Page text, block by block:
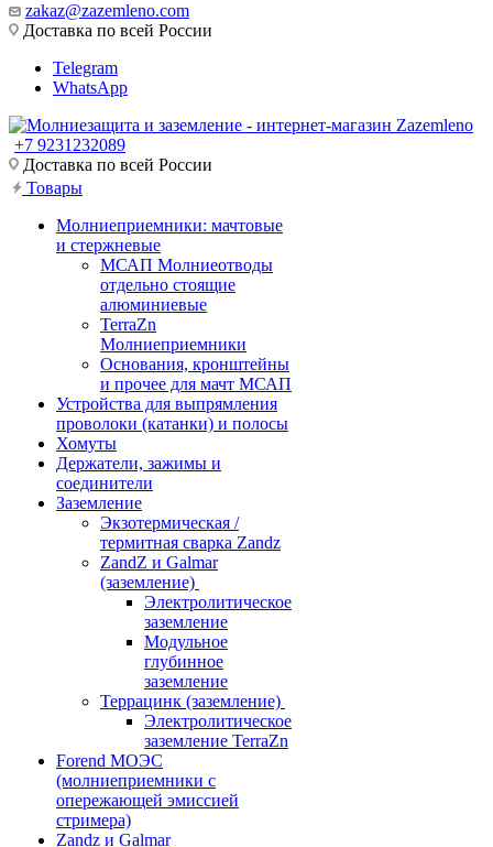
zakaz@zazemleno.com
Доставка по всей России
Telegram
WhatsApp
+7 9231232089
Доставка по всей России
Товары
Молниеприемники: мачтовые
и стержневые
МСАП Молниеотводы
отдельно стоящие
алюминиевые
TerraZn
Молниеприемники
Основания, кронштейны
и прочее для мачт МСАП
Устройства для выпрямления
проволоки (катанки) и полосы
Хомуты
Держатели, зажимы и
соединители
Заземление
Экзотермическая /
термитная сварка Zandz
ZandZ и Galmar
(заземление)
Электролитическое
заземление
Модульное
глубинное
заземление
Террацинк (заземление)
Электролитическое
заземление TerraZn
Forend МОЭС
(молниеприемники с
опережающей эмиссией
стримера)
Zandz и Galmar